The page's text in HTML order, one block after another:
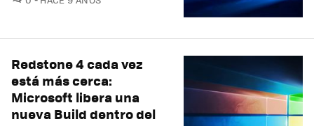
Redstone 4 cada vez
está más cerca:
Microsoft libera una
nueva Build dentro del